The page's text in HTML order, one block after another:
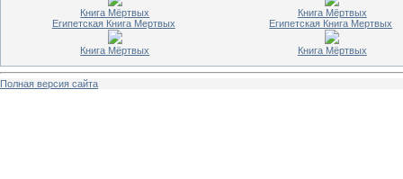
Книга Мёртвых
Книга Мёртвых
Египетская Книга Мертвых
Книга Мёртвых
Египетская Книга Мертвых
Книга Мёртвых
Полная версия сайта